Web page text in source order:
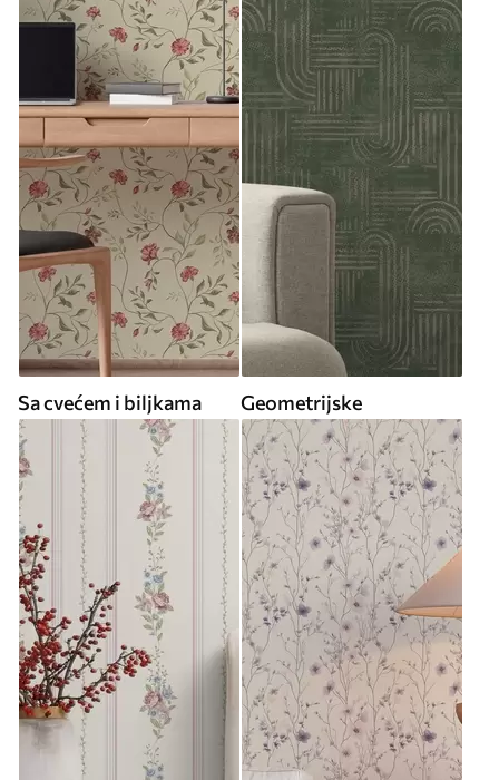
Sa cvećem i biljkama Geometrijske